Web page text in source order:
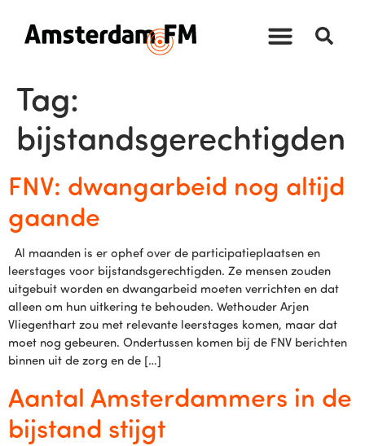
Tag:
bijstandsgerechtigden
FNV: dwangarbeid nog altijd
gaande
Al maanden is er ophef over de participatieplaatsen en
leerstages voor bijstandsgerechtigden. Ze mensen zouden
uitgebuit worden en dwangarbeid moeten verrichten en dat
alleen om hun uitkering te behouden. Wethouder Arjen
Vliegenthart zou met relevante leerstages komen, maar dat
moet nog gebeuren. Ondertussen komen bij de FNV berichten
binnen uit de zorg en de […]
Aantal Amsterdammers in de
bijstand stijgt